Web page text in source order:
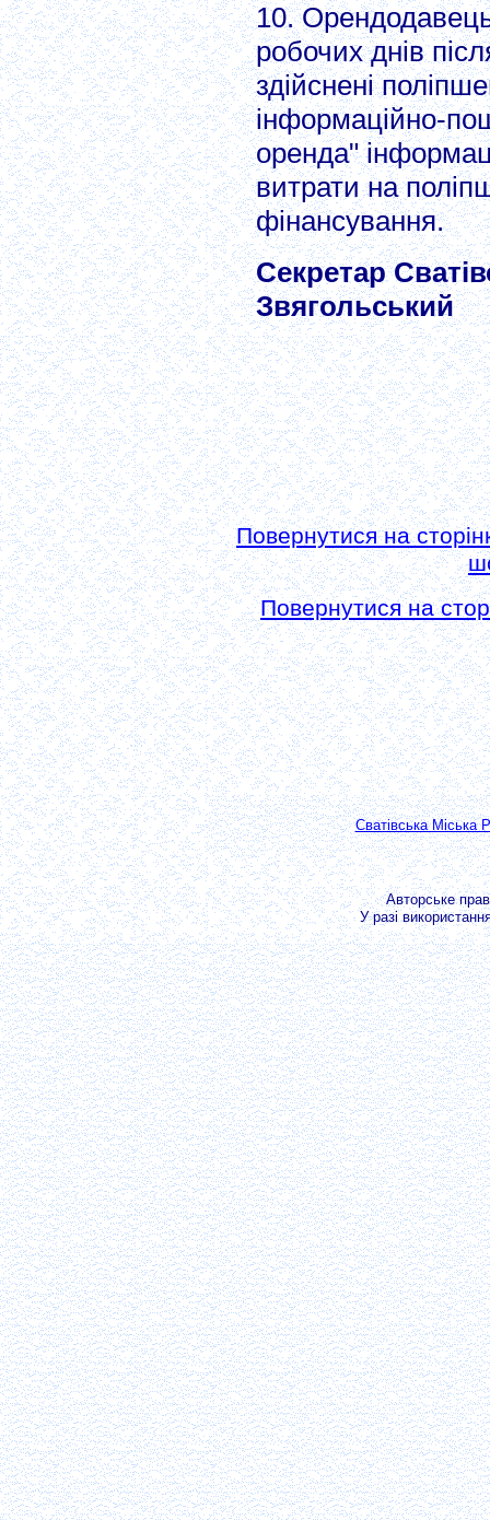
10.
робочих днів
здійснені
інформаційно-
оренда"
витрати на
фінансування.
Секретар
Звягольський
Повернутися на
Повернутися на
Сватівська Міська
Авторське
У разі